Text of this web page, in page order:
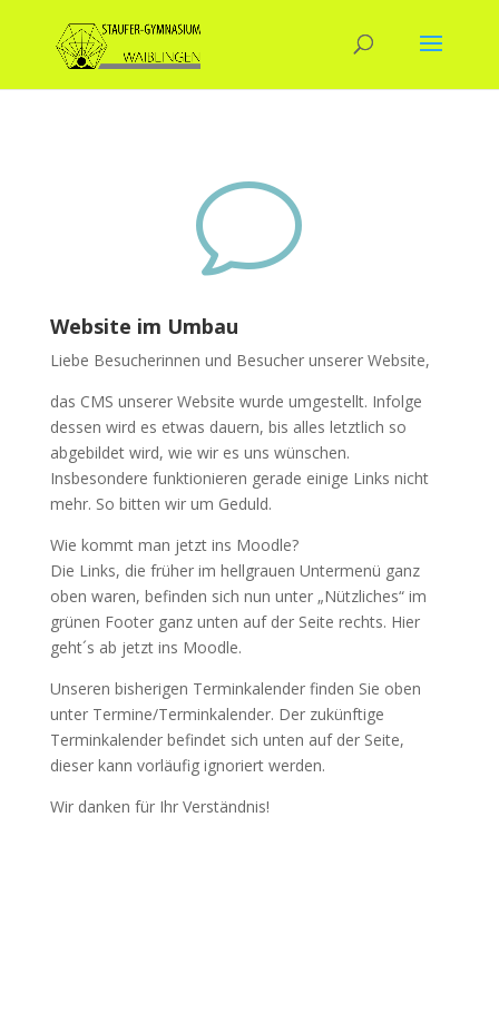
v
Website im Umbau
Liebe Besucherinnen und Besucher unserer Website,
das CMS unserer Website wurde umgestellt. Infolge
dessen wird es etwas dauern, bis alles letztlich so
abgebildet wird, wie wir es uns wünschen.
Insbesondere funktionieren gerade einige Links nicht
mehr. So bitten wir um Geduld.
Wie kommt man jetzt ins Moodle?
Die Links, die früher im hellgrauen Untermenü ganz
oben waren, befinden sich nun unter „Nützliches“ im
grünen Footer ganz unten auf der Seite rechts. Hier
geht´s ab jetzt ins Moodle.
Unseren bisherigen Terminkalender finden Sie oben
unter Termine/Terminkalender. Der zukünftige
Terminkalender befindet sich unten auf der Seite,
dieser kann vorläufig ignoriert werden.
Wir danken für Ihr Verständnis!